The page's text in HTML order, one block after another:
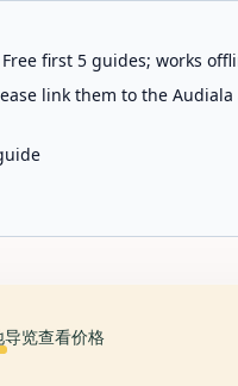
first 5 guides; works
link them to the
导览查看价格